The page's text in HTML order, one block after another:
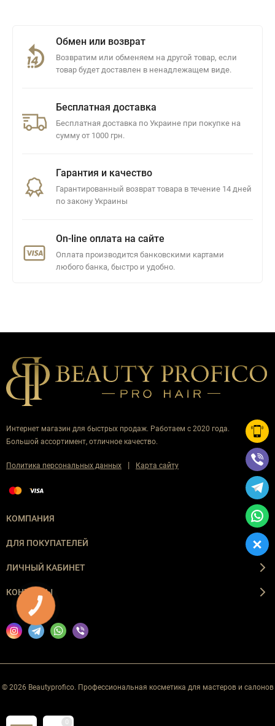
Обмен или возврат
Возвратим или обменяем на другой товар, если
товар будет доставлен в ненадлежащем виде.
Бесплатная доставка
Бесплатная доставка по Украине при покупке на
сумму от 1000 грн.
Гарантия и качество
Гарантированный возврат товара в течение 14 дней
по закону Украины
On-line оплата на сайте
Оплата производится банковскими картами
любого банка, быстро и удобно.
Интернет магазин для быстрых продаж. Работаем с 2020 года.
Большой ассортимент, отличное качество.
Политика персональных данных | Карта сайту
КОМПАНИЯ
ДЛЯ ПОКУПАТЕЛЕЙ
ЛИЧНЫЙ КАБИНЕТ
КОНТАКТЫ
© 2026 Beautyprofico. Профессиональная косметика для мастеров и салонов
0
КНОПКА
ЗВ'ЯЗКУ